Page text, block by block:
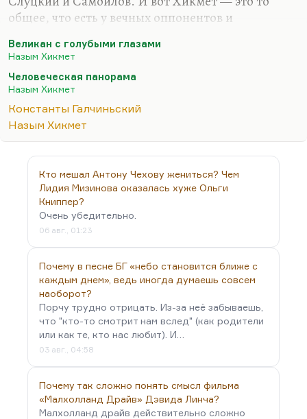
общее, что есть у вечных оппонентов и
кого немножко Хикмет похож? На другого
духе которого писали и Слуцкий, и Самойлов. У
Галчиньского. Вот Константы Ильдефонс
Галчиньский и, конечно, Хикмет — это два
том, что жизнь их была очень разная). Такие
стихотворения Хикмета, как «Великан с
голубыми глазами»… Помните:
Жил великан с голубыми…
Великан с голубыми глазами
Назым Хикмет
Человеческая панорама
Назым Хикмет
Константы Галчиньский
Назым Хикмет
Кто мешал Антону Чехову жениться? Чем
Лидия Мизинова оказалась хуже Ольги
Книппер?
Очень убедительно.
06 авг., 01:23
Почему в песне БГ «небо становится ближе с
каждым днем», ведь иногда думаешь совсем
наоборот?
Порчу трудно отрицать. Из-за неё забываешь,
что "кто-то смотрит нам вслед" (как родители
или как те, кто нас любит). И…
03 авг., 04:58
Почему так сложно понять смысл фильма
«Малхолланд Драйв» Дэвида Линча?
Малхолланд драйв действительно сложно